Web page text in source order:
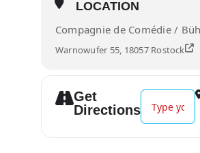
LOCATION
Compagnie de Comédie /
Warnowufer 55, 18057 Rostock
Get
Directions
Address -